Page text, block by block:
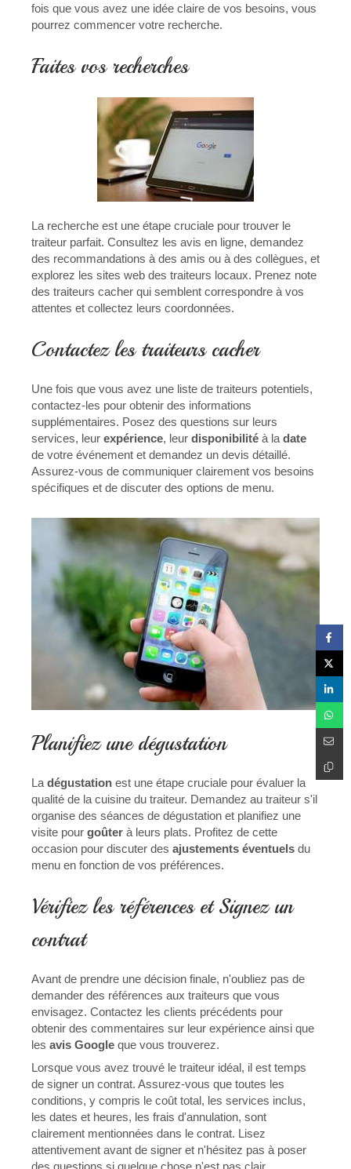
fois que vous avez une idée claire de vos besoins, vous
pourrez commencer votre recherche.
Faites vos recherches
La recherche est une étape cruciale pour trouver le
traiteur parfait. Consultez les avis en ligne, demandez
des recommandations à des amis ou à des collègues, et
explorez les sites web des traiteurs locaux. Prenez note
des traiteurs cacher qui semblent correspondre à vos
attentes et collectez leurs coordonnées.
Contactez les traiteurs cacher
Une fois que vous avez une liste de traiteurs potentiels,
contactez-les pour obtenir des informations
supplémentaires. Posez des questions sur leurs
services, leur expérience, leur disponibilité à la date
de votre événement et demandez un devis détaillé.
Assurez-vous de communiquer clairement vos besoins
spécifiques et de discuter des options de menu.
Planifiez une dégustation
La dégustation est une étape cruciale pour évaluer la
qualité de la cuisine du traiteur. Demandez au traiteur s'il
organise des séances de dégustation et planifiez une
visite pour goûter à leurs plats. Profitez de cette
occasion pour discuter des ajustements éventuels du
menu en fonction de vos préférences.
Vérifiez les références et Signez un
contrat
Avant de prendre une décision finale, n'oubliez pas de
demander des références aux traiteurs que vous
envisagez. Contactez les clients précédents pour
obtenir des commentaires sur leur expérience ainsi que
les avis Google que vous trouverez.
Lorsque vous avez trouvé le traiteur idéal, il est temps
de signer un contrat. Assurez-vous que toutes les
conditions, y compris le coût total, les services inclus,
les dates et heures, les frais d'annulation, sont
clairement mentionnées dans le contrat. Lisez
attentivement avant de signer et n'hésitez pas à poser